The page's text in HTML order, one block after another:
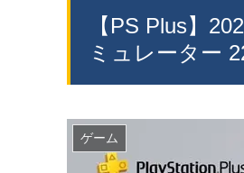
【PS Plus】
ミュレーター
ゲーム